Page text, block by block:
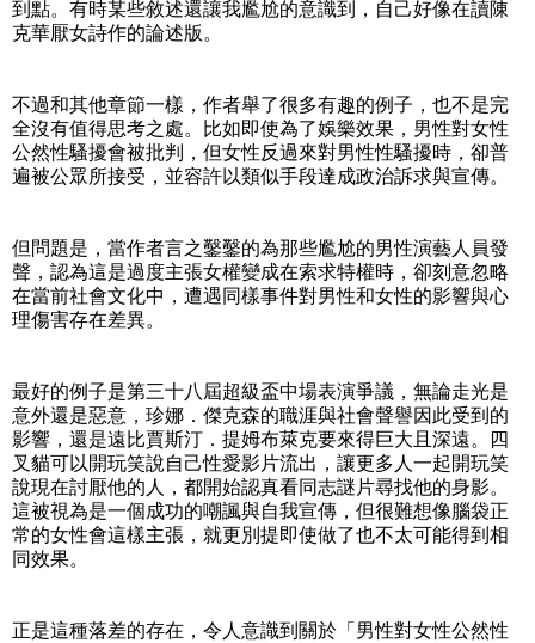
到點。有時某些敘述還讓我尷尬的意識到，自己好像在讀陳
克華厭女詩作的論述版。
不過和其他章節一樣，作者舉了很多有趣的例子，也不是完
全沒有值得思考之處。比如即使為了娛樂效果，男性對女性
公然性騷擾會被批判，但女性反過來對男性性騷擾時，卻普
遍被公眾所接受，並容許以類似手段達成政治訴求與宣傳。
但問題是，當作者言之鑿鑿的為那些尷尬的男性演藝人員發
聲，認為這是過度主張女權變成在索求特權時，卻刻意忽略
在當前社會文化中，遭遇同樣事件對男性和女性的影響與心
理傷害存在差異。
最好的例子是第三十八屆超級盃中場表演爭議，無論走光是
意外還是惡意，珍娜．傑克森的職涯與社會聲譽因此受到的
影響，還是遠比賈斯汀．提姆布萊克要來得巨大且深遠。四
叉貓可以開玩笑說自己性愛影片流出，讓更多人一起開玩笑
說現在討厭他的人，都開始認真看同志謎片尋找他的身影。
這被視為是一個成功的嘲諷與自我宣傳，但很難想像腦袋正
常的女性會這樣主張，就更別提即使做了也不太可能得到相
同效果。
正是這種落差的存在，令人意識到關於「男性對女性公然性